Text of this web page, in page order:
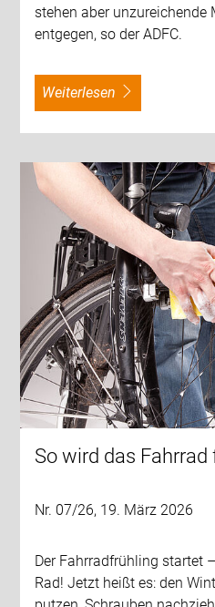
stehen aber
entgegen, so der ADFC.
weiterlesen
So wird das
Nr. 07/26, 19. März 2026
Der Fahrradfrühling startet
Rad! Jetzt heißt es: den